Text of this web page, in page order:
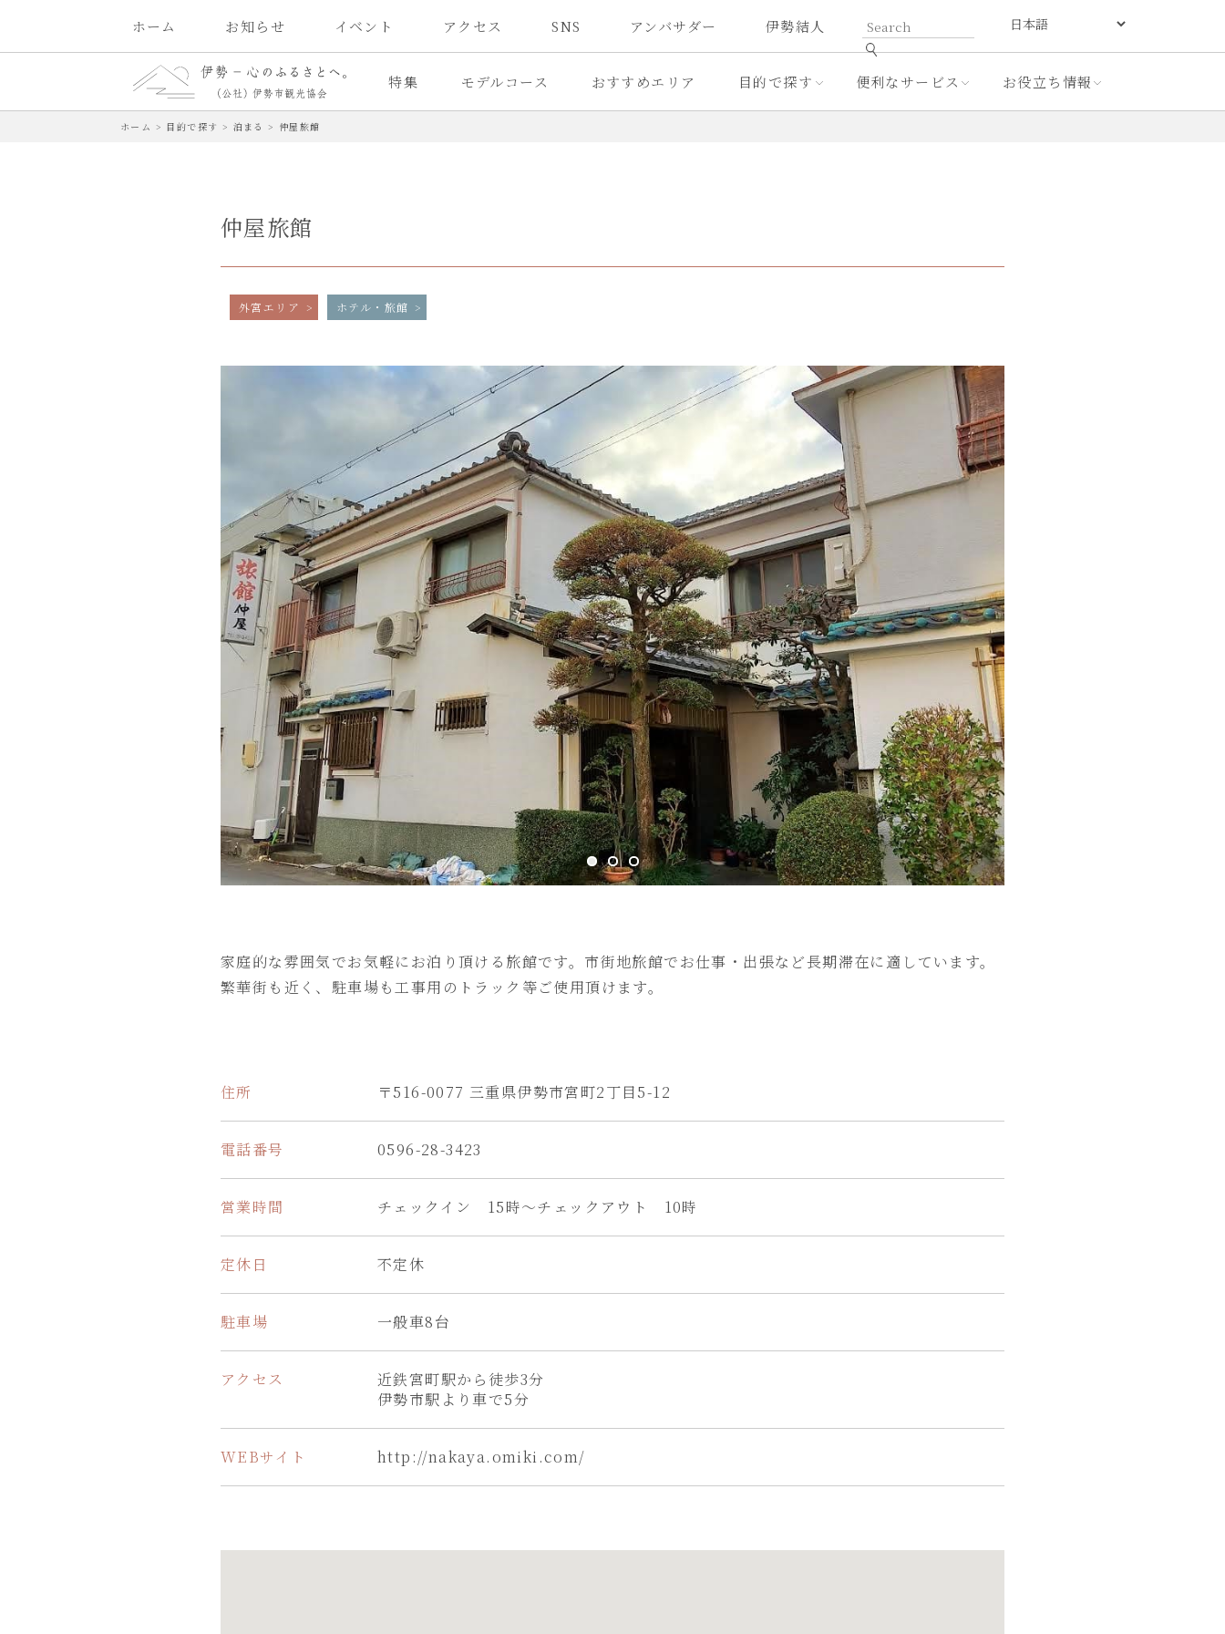
ホーム お知らせ イベント アクセス SNS アンバサダー 伊勢結人
特集 モデルコース おすすめエリア 目的で探す 便利なサービス お役立ち情報
ホーム > 目的で探す > 泊まる > 仲屋旅館
仲屋旅館
外宮エリア ホテル・旅館
家庭的な雰囲気でお気軽にお泊り頂ける旅館です。市街地旅館でお仕事・出張など長期滞在に適しています。
繁華街も近く、駐車場も工事用のトラック等ご使用頂けます。
住所 〒516-0077 三重県伊勢市宮町2丁目5-12
電話番号 0596-28-3423
営業時間 チェックイン 15時～チェックアウト 10時
定休日 不定休
駐車場 一般車8台
アクセス
近鉄宮町駅から徒歩3分
伊勢市駅より車で5分
WEBサイト http://nakaya.omiki.com/